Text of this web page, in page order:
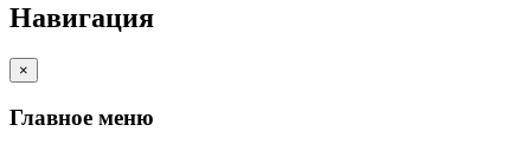
Навигация
×
Главное меню